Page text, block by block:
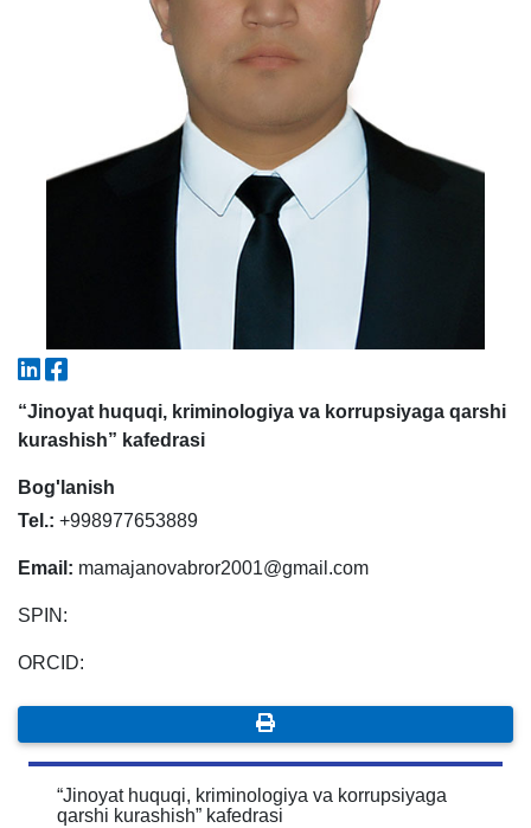
“Jinoyat huquqi, kriminologiya va korrupsiyaga qarshi
kurashish” kafedrasi
Bog'lanish
Tel.: +998977653889
Email: mamajanovabror2001@gmail.com
SPIN:
ORCID:
“Jinoyat huquqi, kriminologiya va korrupsiyaga
qarshi kurashish” kafedrasi
✉️ Adminga yozish